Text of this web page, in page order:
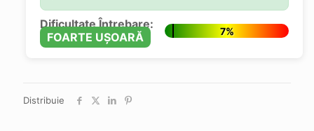
Dificultate Întrebare:
FOARTE UȘOARĂ
7%
Distribuie